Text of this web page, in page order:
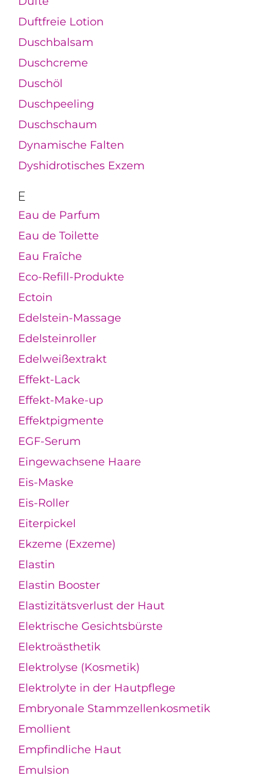
Duftfreie Lotion
Duschbalsam
Duschcreme
Duschöl
Duschpeeling
Duschschaum
Dynamische Falten
Dyshidrotisches Exzem
E
Eau de Parfum
Eau de Toilette
Eau Fraîche
Eco-Refill-Produkte
Ectoin
Edelstein-Massage
Edelsteinroller
Edelweißextrakt
Effekt-Lack
Effekt-Make-up
Effektpigmente
EGF-Serum
Eingewachsene Haare
Eis-Maske
Eis-Roller
Eiterpickel
Ekzeme (Exzeme)
Elastin
Elastin Booster
Elastizitätsverlust der Haut
Elektrische Gesichtsbürste
Elektroästhetik
Elektrolyse (Kosmetik)
Elektrolyte in der Hautpflege
Embryonale Stammzellenkosmetik
Emollient
Empfindliche Haut
Emulsion